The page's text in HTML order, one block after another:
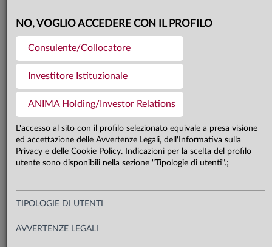
NO, VOGLIO ACCEDERE CON IL PROFILO
Consulente/Collocatore
Investitore Istituzionale
ANIMA Holding/Investor Relations
L'accesso al sito con il profilo selezionato equivale a presa visione
ed accettazione delle Avvertenze Legali, dell'Informativa sulla
Privacy e delle Cookie Policy. Indicazioni per la scelta del profilo
utente sono disponibili nella sezione "Tipologie di utenti".;
TIPOLOGIE DI UTENTI
AVVERTENZE LEGALI
crescere vicino al proprio potenziale,
mentre in Area Euro si rafforzano i
segnali di rallentamento. Il processo
disinflazionistico prosegue su
entrambe le sponde dell’Atlantico e
in Cina resta evidente la divergenza
tra consumi interni deboli ed export
in espansione. In questo scenario, la
prudente, mentre quella sui
moderatamente costruttiva